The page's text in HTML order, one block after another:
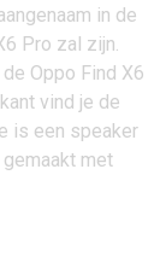
in de
Pro zal zijn.
Oppo Find X6
vind je de
is een speaker
met